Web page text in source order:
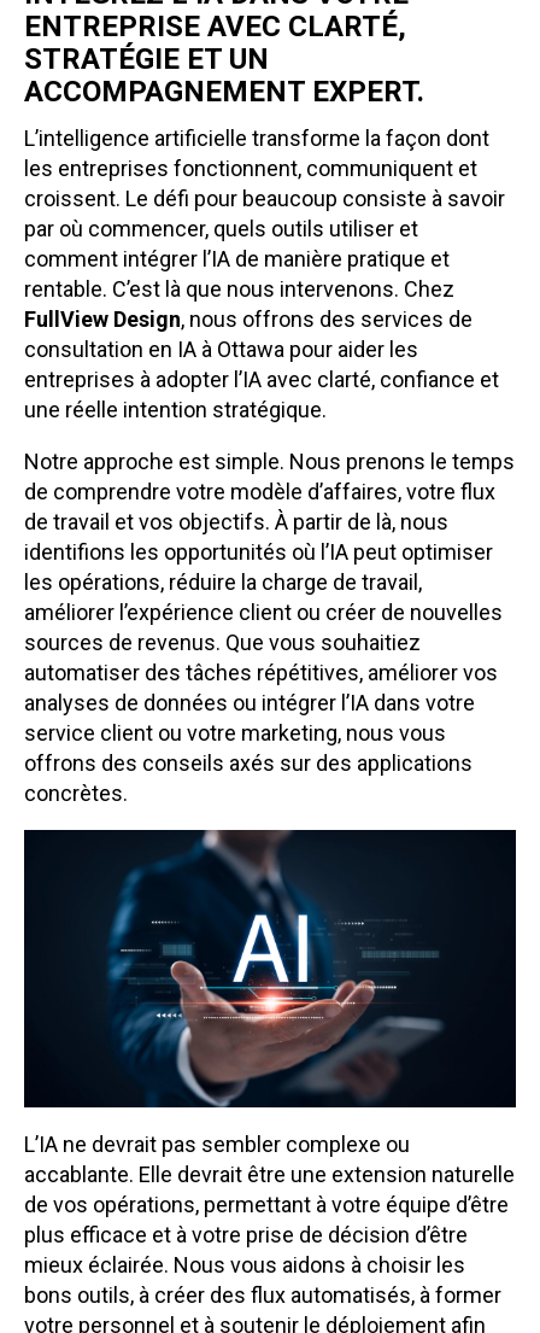
ENTREPRISE AVEC CLARTÉ,
STRATÉGIE ET UN
ACCOMPAGNEMENT EXPERT.
L’intelligence artificielle transforme la façon dont
les entreprises fonctionnent, communiquent et
croissent. Le défi pour beaucoup consiste à savoir
par où commencer, quels outils utiliser et
comment intégrer l’IA de manière pratique et
rentable. C’est là que nous intervenons. Chez
FullView Design, nous offrons des services de
consultation en IA à Ottawa pour aider les
entreprises à adopter l’IA avec clarté, confiance et
une réelle intention stratégique.
Notre approche est simple. Nous prenons le temps
de comprendre votre modèle d’affaires, votre flux
de travail et vos objectifs. À partir de là, nous
identifions les opportunités où l’IA peut optimiser
les opérations, réduire la charge de travail,
améliorer l’expérience client ou créer de nouvelles
sources de revenus. Que vous souhaitiez
automatiser des tâches répétitives, améliorer vos
analyses de données ou intégrer l’IA dans votre
service client ou votre marketing, nous vous
offrons des conseils axés sur des applications
concrètes.
L’IA ne devrait pas sembler complexe ou
accablante. Elle devrait être une extension naturelle
de vos opérations, permettant à votre équipe d’être
plus efficace et à votre prise de décision d’être
mieux éclairée. Nous vous aidons à choisir les
bons outils, à créer des flux automatisés, à former
votre personnel et à soutenir le déploiement afin